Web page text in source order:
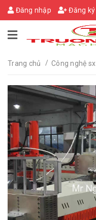
Đăng nhập Đăng ký
Trang chủ / Công nghệ sx